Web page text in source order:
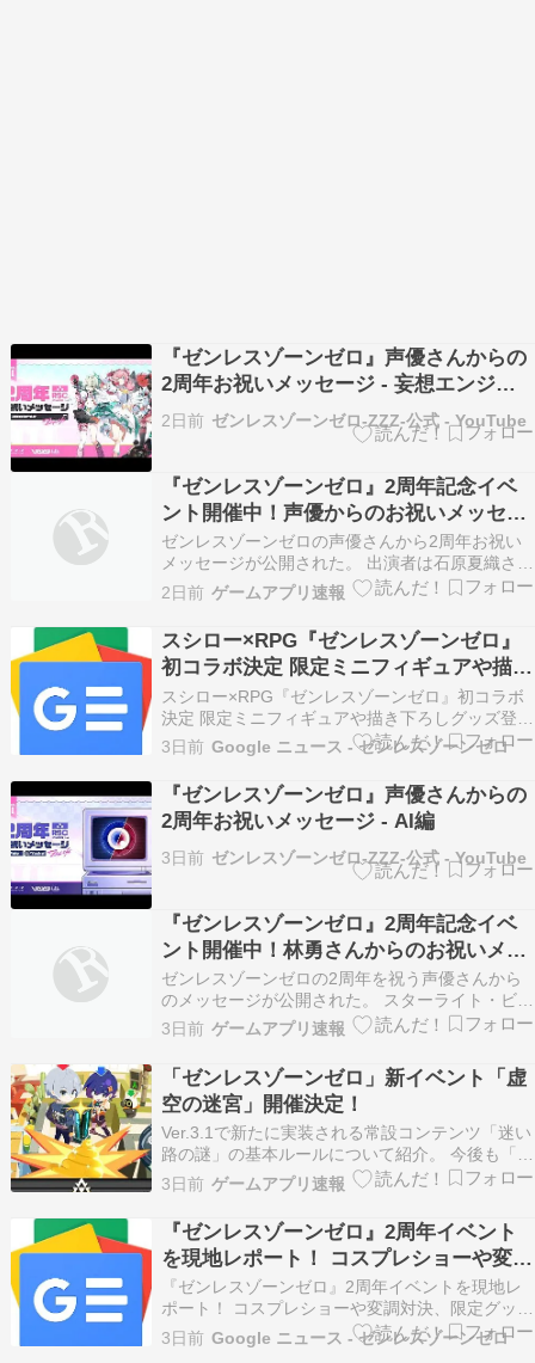
『ゼンレスゾーンゼロ』声優さんからの
2周年お祝いメッセージ - 妄想エンジェ
ル編
2日前 ゼンレスゾーンゼロ-ZZZ-公式 - YouTube
『ゼンレスゾーンゼロ』2周年記念イベ
ント開催中！声優からのお祝いメッセー
ジも公開
ゼンレスゾーンゼロの声優さんから2周年お祝い
メッセージが公開された。 出演者は石原夏織さん
（Fairy役）と河西健吾さん（Youkai役）。 ゼン
レスゾーンゼロの2ndアニバーサリーイベントが
開催中で、特典として限定S級…
2日前 ゲームアプリ速報
スシロー×RPG『ゼンレスゾーンゼロ』
初コラボ決定 限定ミニフィギュアや描き
下ろしグッズ登場 - sanyonews.jp
スシロー×RPG『ゼンレスゾーンゼロ』初コラボ
決定 限定ミニフィギュアや描き下ろしグッズ登場
sanyonews.jp
3日前 Google ニュース - ゼンレスゾーンゼロ
『ゼンレスゾーンゼロ』声優さんからの
2周年お祝いメッセージ - AI編
3日前 ゼンレスゾーンゼロ-ZZZ-公式 - YouTube
『ゼンレスゾーンゼロ』2周年記念イベ
ント開催中！林勇さんからのお祝いメッ
セージも公開！
ゼンレスゾーンゼロの2周年を祝う声優さんから
のメッセージが公開された。 スターライト・ビリ
ー役の林勇様からのお祝いメッセージが含まれて
いる。 ゼンレスゾーンゼロの2ndアニバーサリー
イベントが開催中で、Ver.3.1期間…
3日前 ゲームアプリ速報
「ゼンレスゾーンゼロ」新イベント「虚
空の迷宮」開催決定！
Ver.3.1で新たに実装される常設コンテンツ「迷い
路の謎」の基本ルールについて紹介。 今後も「迷
い路の謎」に関する基地建設や依頼、マップ・ア
イテム関連の紹介を続ける予定。 「迷い路の謎」
プレイガイド——基本ルール編 プ…
3日前 ゲームアプリ速報
『ゼンレスゾーンゼロ』2周年イベント
を現地レポート！ コスプレショーや変調
対決、限定グッズ販売で会場はプロキシ
たちの熱気に包まれる - Excite エキサイ
ト
『ゼンレスゾーンゼロ』2周年イベントを現地レ
ポート！ コスプレショーや変調対決、限定グッズ
販売で会場はプロキシたちの熱気に包まれる
Excite エキサイト
3日前 Google ニュース - ゼンレスゾーンゼロ